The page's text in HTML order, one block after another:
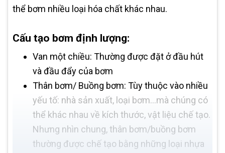
thể bơm nhiều loại hóa chất khác nhau.
Cấu tạo bơm định lượng:
Van một chiều: Thường được đặt ở đầu hút
và đầu đẩy của bơm
Thân bơm/ Buồng bơm: Tùy thuộc vào nhiều
yếu tố: nhà sản xuất, loại bơm…mà chúng có
thể khác nhau về kích thước, vật liệu chế tạo.
Nhưng nhìn chung, thân bơm/buồng bơm
thường được chế tạo bằng những loại nhựa